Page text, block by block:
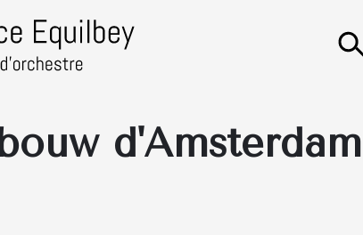
d'Amsterdam